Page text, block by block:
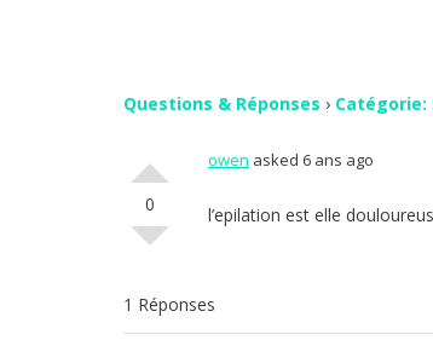
Questions & Réponses ›
0
owen asked 6 ans ago
l’epilation est elle
1 Réponses